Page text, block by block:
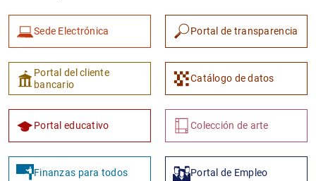
1 2
Sede Electrónica Portal de transparencia
Portal del cliente
bancario
Catálogo de datos
Portal educativo Colección de arte
Finanzas para todos Portal de Empleo